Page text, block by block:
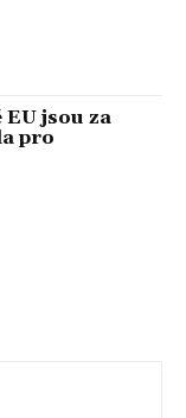
jsou za
pro